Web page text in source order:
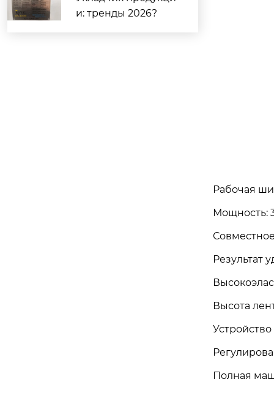
и: тренды 2026?
Рабочая
Мощность:
Результат
Высота
Полная